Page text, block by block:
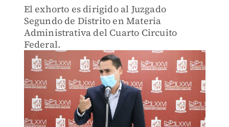
El exhorto es dirigido al Juzgado
Segundo de Distrito en Materia
Administrativa del Cuarto Circuito
Federal.